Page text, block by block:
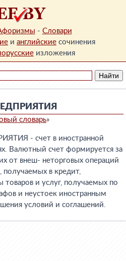
- Словари
и английские сочинения
изложения
словарь»
- счет в иностранной
Валютный счет формируется за
от внеш- неторговых операций
получаемых в кредит,
товаров и услуг, получаемых по
и неустоек иностранным
условий и соглашений.